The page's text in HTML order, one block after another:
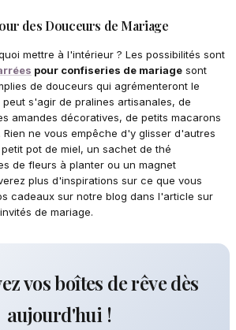
des Douceurs de Mariage
mettre à l'intérieur ? Les possibilités sont
pour confiseries de mariage sont
de douceurs qui agrémenteront le
s'agir de pralines artisanales, de
amandes décoratives, de petits macarons
ne vous empêche d'y glisser d'autres
pot de miel, un sachet de thé
de fleurs à planter ou un magnet
plus d'inspirations sur ce que vous
cadeaux sur notre blog dans l'article sur
de mariage.
vos boîtes de rêve dès
aujourd'hui !